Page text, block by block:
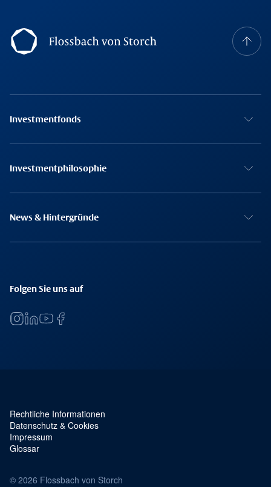
Footer Navigation
Investmentfonds
Investmentphilosophie
News & Hintergründe
Folgen Sie uns auf
Service Navigation und rechtliches
Rechtliche Informationen
Datenschutz & Cookies
Impressum
Glossar
© 2026 Flossbach von Storch